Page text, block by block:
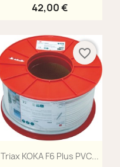
42,00 €
Aperçu rapide
Triax KOKA F6 Plus PVC...
favorite_border